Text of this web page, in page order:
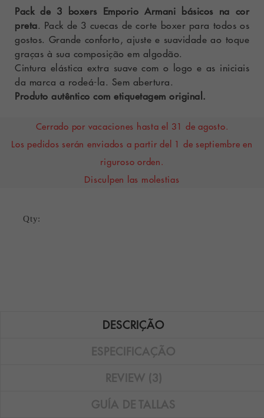
Pack de 3 boxers Emporio Armani básicos na cor
preta. Pack de 3 cuecas de corte boxer para todos os
gostos. Grande conforto, ajuste e suavidade ao toque
graças à sua composição em algodão.
Cintura elástica extra suave com o logo e as iniciais
da marca a rodeá-la. Sem abertura.
Produto autêntico com etiquetagem original.
Cerrado por vacaciones hasta el 31 de agosto.
Los pedidos serán enviados a partir del 1 de septiembre en
riguroso orden.
Disculpen las molestias
Qty:
DESCRIÇÃO
ESPECIFICAÇÃO
REVIEW (3)
GUÍA DE TALLAS